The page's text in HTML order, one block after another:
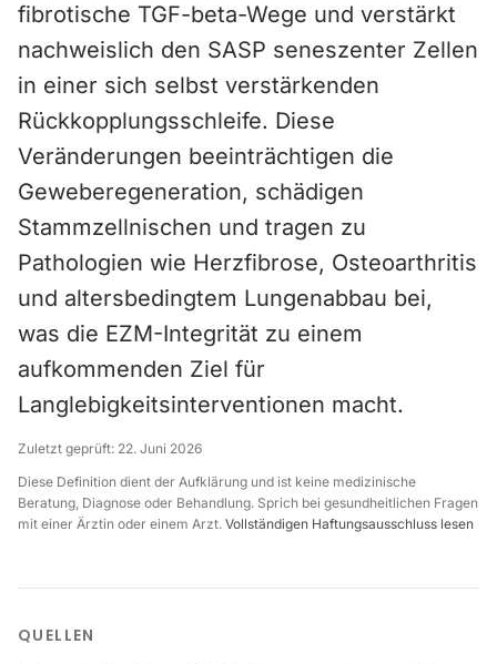
fibrotische TGF-beta-Wege und verstärkt
nachweislich den SASP seneszenter Zellen
in einer sich selbst verstärkenden
Rückkopplungsschleife. Diese
Veränderungen beeinträchtigen die
Geweberegeneration, schädigen
Stammzellnischen und tragen zu
Pathologien wie Herzfibrose, Osteoarthritis
und altersbedingtem Lungenabbau bei,
was die EZM-Integrität zu einem
aufkommenden Ziel für
Langlebigkeitsinterventionen macht.
Zuletzt geprüft: 22. Juni 2026
Diese Definition dient der Aufklärung und ist keine medizinische
Beratung, Diagnose oder Behandlung. Sprich bei gesundheitlichen Fragen
mit einer Ärztin oder einem Arzt. Vollständigen Haftungsausschluss lesen
QUELLEN